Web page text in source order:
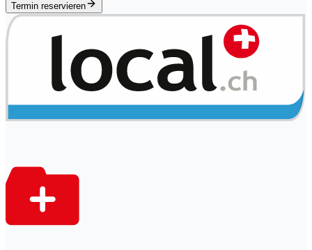
Termin reservieren